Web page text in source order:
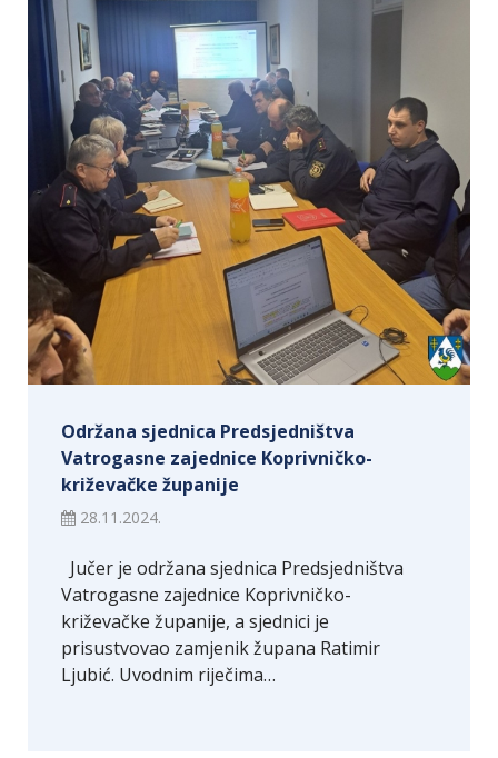
Održana sjednica Predsjedništva
Vatrogasne zajednice Koprivničko-
križevačke županije
28.11.2024.
Jučer je održana sjednica Predsjedništva
Vatrogasne zajednice Koprivničko-
križevačke županije, a sjednici je
prisustvovao zamjenik župana Ratimir
Ljubić. Uvodnim riječima…